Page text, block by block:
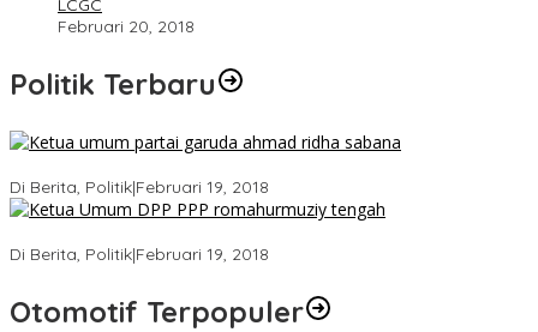
LCGC
Februari 20, 2018
Politik Terbaru
Di Berita, Politik|Februari 19, 2018
Di Berita, Politik|Februari 19, 2018
Otomotif Terpopuler